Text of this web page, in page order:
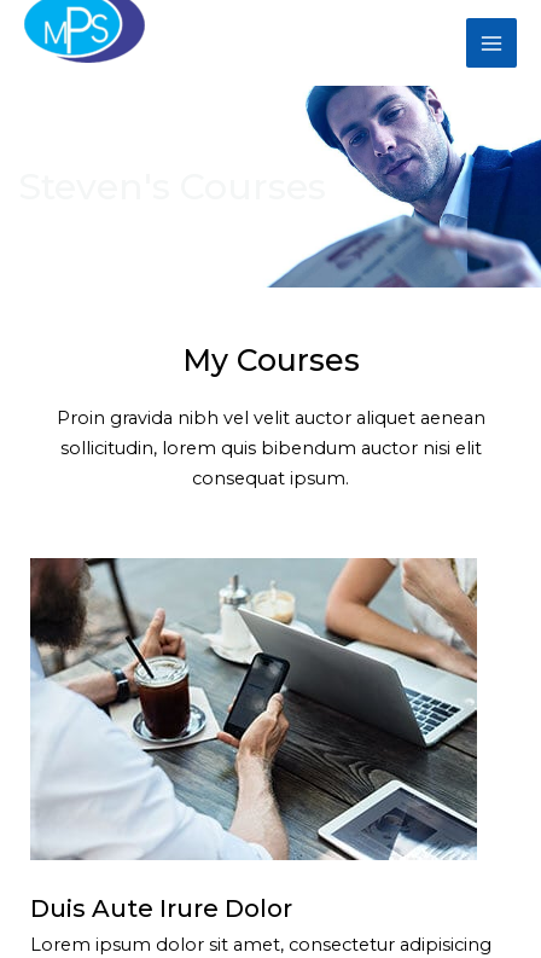
Skip
My Courses
Proin gravida nibh vel velit auctor aliquet aenean
sollicitudin, lorem quis bibendum auctor nisi elit
consequat ipsum.
Duis Aute Irure Dolor
Lorem ipsum dolor sit amet, consectetur adipisicing